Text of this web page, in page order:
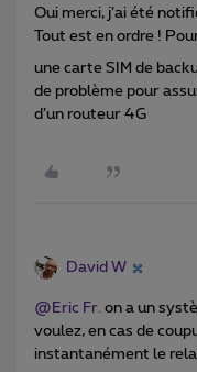
Oui merci, j’ai été
Tout est en ordre !
une carte SIM de
de problème pour
d’un routeur 4G
David W
@Eric Fr. on a un
voulez, en cas de
instantanément le